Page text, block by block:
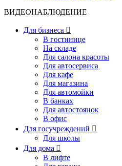
ВИДЕОНАБЛЮДЕНИЕ
Для бизнеса 
В гостинице
На складе
Для салона красоты
Для автосервиса
Для кафе
Для магазина
Для автомойки
В банках
Для автостоянок
В офис
Для госучреждений 
Для школы
Для дома 
В лифте